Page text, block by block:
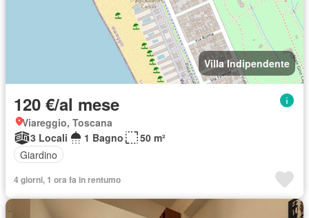
Villa Indipendente
120 €/al mese
Viareggio, Toscana
3 Locali
1 Bagno
50 m²
Giardino
4 giorni, 1 ora fa in rentumo